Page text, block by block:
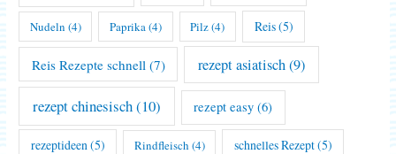
Nudeln (4) Paprika(4) Pilz(4) Reis(5)
Reis Rezepte schnell (7) rezept asiatisch(9)
rezept chinesisch(10) rezept easy (6)
rezeptideen (5) Rindfleisch (4) schnelles Rezept(5)